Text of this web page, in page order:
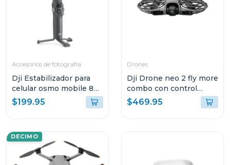
Accesorios de fotografía
Dji Estabilizador para
celular osmo mobile 8
s308
$199.95
Drones
Dji Drone neo 2 fly more
combo con control
remoto rc-n3 en225
$469.95
DECIMO